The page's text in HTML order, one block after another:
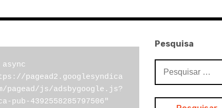
pagead2.googlesyndica
pagead/js/adsbygoogle.js?
pub-4392558285797506"
Pesquisa
por: